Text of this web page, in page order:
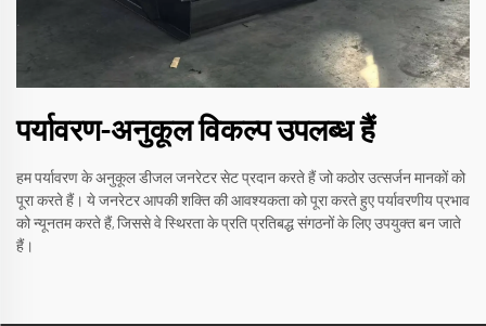
पर्यावरण-अनुकूल विकल्प उपलब्ध हैं
हम पर्यावरण के अनुकूल डीजल जनरेटर सेट प्रदान करते हैं जो कठोर उत्सर्जन मानकों को
पूरा करते हैं। ये जनरेटर आपकी शक्ति की आवश्यकता को पूरा करते हुए पर्यावरणीय प्रभाव
को न्यूनतम करते हैं, जिससे वे स्थिरता के प्रति प्रतिबद्ध संगठनों के लिए उपयुक्त बन जाते
हैं।